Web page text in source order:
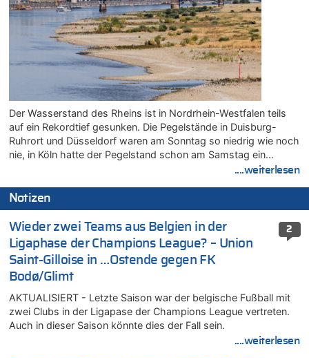
Der Wasserstand des Rheins ist in Nordrhein-Westfalen teils
auf ein Rekordtief gesunken. Die Pegelstände in Duisburg-
Ruhrort und Düsseldorf waren am Sonntag so niedrig wie noch
nie, in Köln hatte der Pegelstand schon am Samstag ein…
....weiterlesen
Notizen
2
Wieder zwei Teams aus Belgien in der
Ligaphase der Champions League? – Union
Saint-Gilloise in …Ostende gegen FK
Bodø/Glimt
AKTUALISIERT - Letzte Saison war der belgische Fußball mit
zwei Clubs in der Ligapase der Champions League vertreten.
Auch in dieser Saison könnte dies der Fall sein.
....weiterlesen